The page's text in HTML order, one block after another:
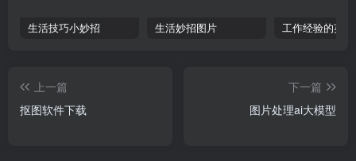
生活技巧小妙招 生活妙招图片 工作经验的英
上一篇
抠图软件下载
下一篇
图片处理ai大模型